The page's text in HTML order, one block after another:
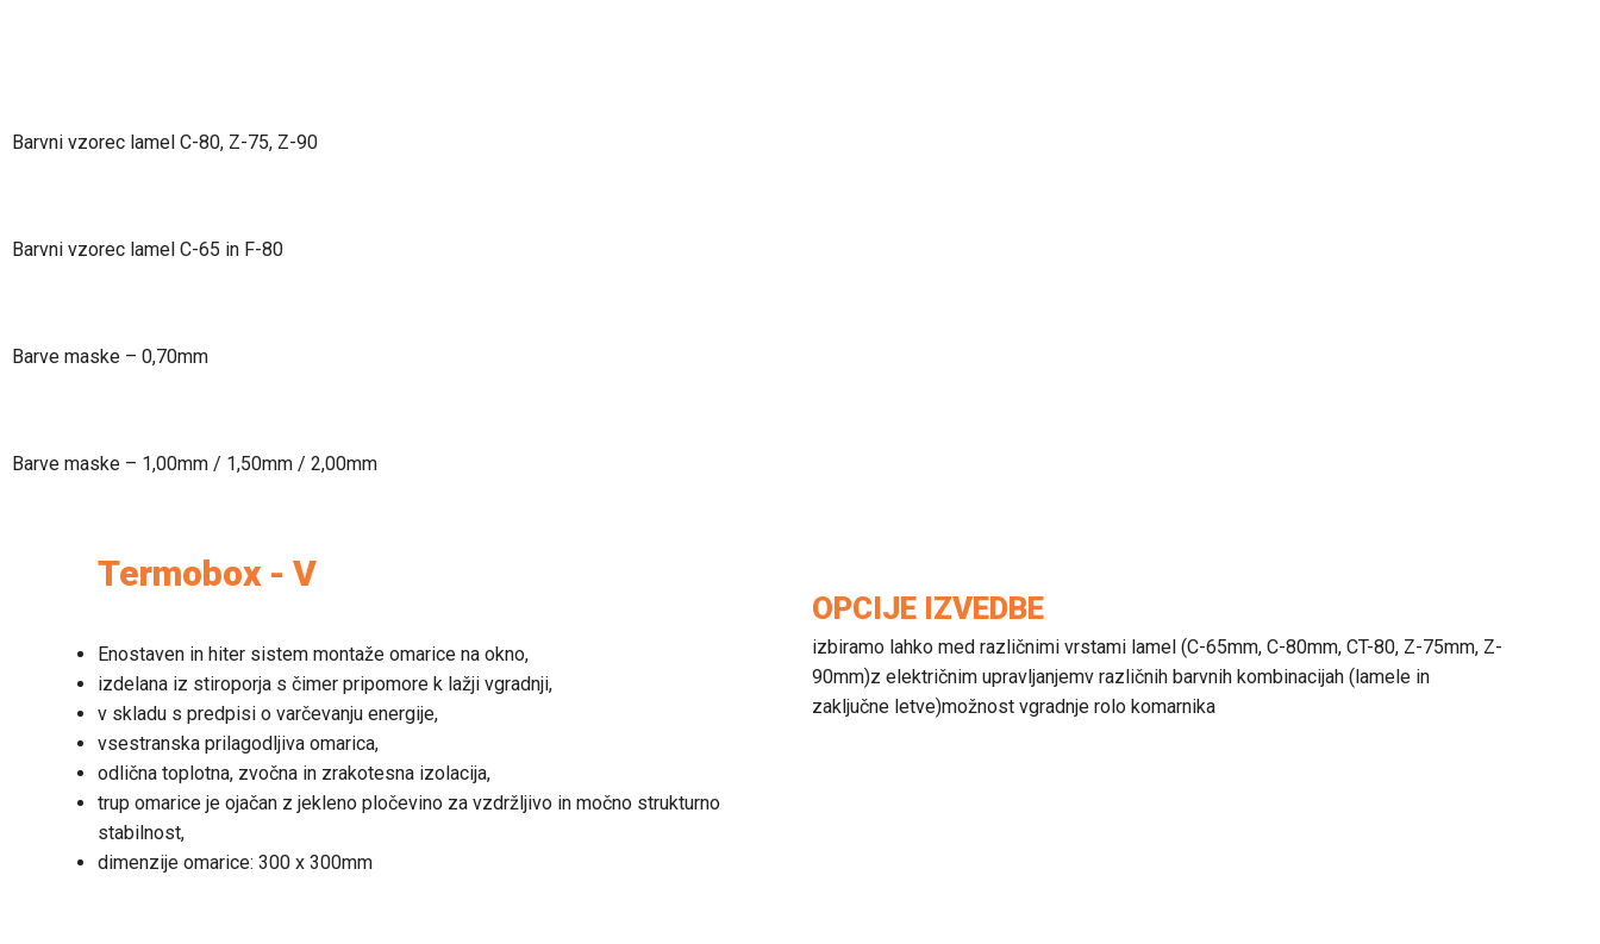
Barvni vzorec lamel C-80, Z-75, Z-90
Barvni vzorec lamel C-65 in F-80
Barve maske – 0,70mm
Barve maske – 1,00mm / 1,50mm / 2,00mm
Termobox - V
Enostaven in hiter sistem montaže omarice na okno,
izdelana iz stiroporja s čimer pripomore k lažji vgradnji,
v skladu s predpisi o varčevanju energije,
vsestranska prilagodljiva omarica,
odlična toplotna, zvočna in zrakotesna izolacija,
trup omarice je ojačan z jekleno pločevino za vzdržljivo in močno strukturno
stabilnost,
dimenzije omarice: 300 x 300mm
OPCIJE IZVEDBE
izbiramo lahko med različnimi vrstami lamel (C-65mm, C-80mm, CT-80, Z-75mm, Z-
90mm)z električnim upravljanjemv različnih barvnih kombinacijah (lamele in
zaključne letve)možnost vgradnje rolo komarnika